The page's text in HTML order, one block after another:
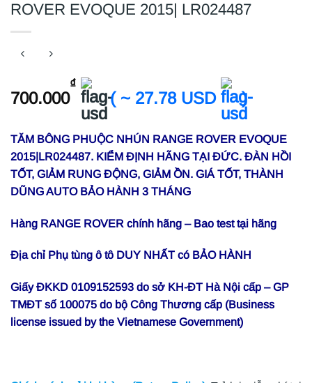
ROVER EVOQUE 2015| LR024487
700.000
₫
( ~ 27.78 USD )
TĂM BÔNG PHUỘC NHÚN RANGE ROVER EVOQUE
2015|LR024487. KIỂM ĐỊNH HÃNG TẠI ĐỨC. ĐÀN HỒI
TỐT, GIẢM RUNG ĐỘNG, GIẢM ỒN. GIÁ TỐT, THÀNH
DŨNG AUTO BẢO HÀNH 3 THÁNG
Hàng RANGE ROVER chính hãng – Bao test tại hãng
Địa chỉ Phụ tùng ô tô DUY NHẤT có BẢO HÀNH
Giấy ĐKKD 0109152593 do sở KH-ĐT Hà Nội cấp – GP
TMĐT số 100075 do bộ Công Thương cấp (Business
license issued by the Vietnamese Government)